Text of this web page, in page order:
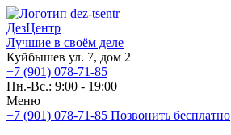
ДезЦентр
Лучшие в своём деле
Куйбышев ул. 7, дом 2
+7 (901) 078-71-85
Пн.-Вс.: 9:00 - 19:00
Меню
+7 (901) 078-71-85 Позвонить бесплатно